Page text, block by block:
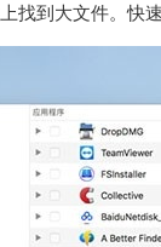
找到大文件。快